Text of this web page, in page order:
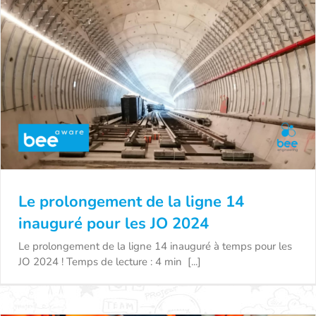
Le prolongement de la ligne 14 inauguré pour
Le prolongement de la ligne 14
inauguré pour les JO 2024
Le prolongement de la ligne 14 inauguré à temps pour les
JO 2024 ! Temps de lecture : 4 min [...]